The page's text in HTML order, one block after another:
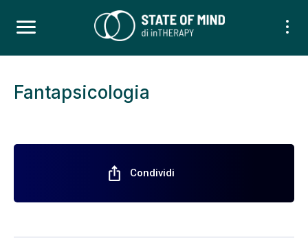
Fantapsicologia
ios_share Condividi